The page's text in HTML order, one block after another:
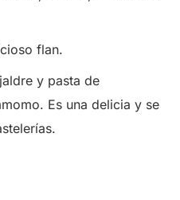
flan.
y pasta de
Es una delicia y se